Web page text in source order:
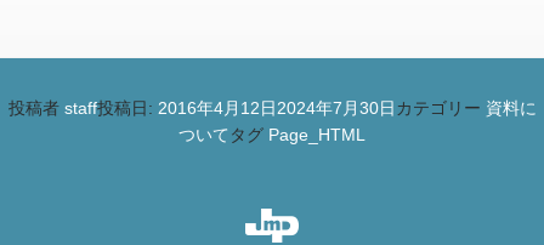
投稿者 staff投稿日: 2016年4月12日2024年7月30日 カテゴリー 資料に
ついて タグ Page_HTML